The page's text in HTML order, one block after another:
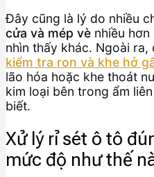
Đây cũng là lý do nhiều
cửa và mép vè nhiều
nhìn thấy khác. Ngoài
kiểm tra ron và khe hở
lão hóa hoặc khe thoát
kim loại bên trong ẩm
biết.
Xử lý rỉ sét ô tô
mức độ như thế